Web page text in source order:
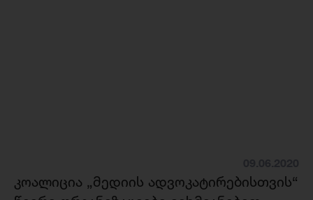
კოალიცია „მედიის ადვოკატირებისთვის“